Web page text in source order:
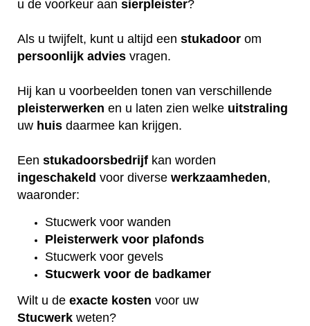
u de voorkeur aan sierpleister?
Als u twijfelt, kunt u altijd een stukadoor om
persoonlijk advies vragen.
Hij kan u voorbeelden tonen van verschillende
pleisterwerken en u laten zien welke uitstraling
uw huis daarmee kan krijgen.
Een stukadoorsbedrijf kan worden
ingeschakeld voor diverse werkzaamheden,
waaronder:
Stucwerk voor wanden
Pleisterwerk voor plafonds
Stucwerk voor gevels
Stucwerk voor de badkamer
Wilt u de exacte kosten voor uw
Stucwerk weten?